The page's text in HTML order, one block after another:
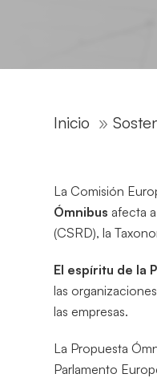
Inicio »
La Comisión
Ómnibus afecta
(CSRD), la
El espíritu de la
las
las empresas.
La Propuesta
Parlamento